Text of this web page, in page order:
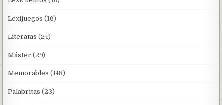
Lexijuegos (16)
Literatas (24)
Máster (29)
Memorables (148)
Palabritas (23)